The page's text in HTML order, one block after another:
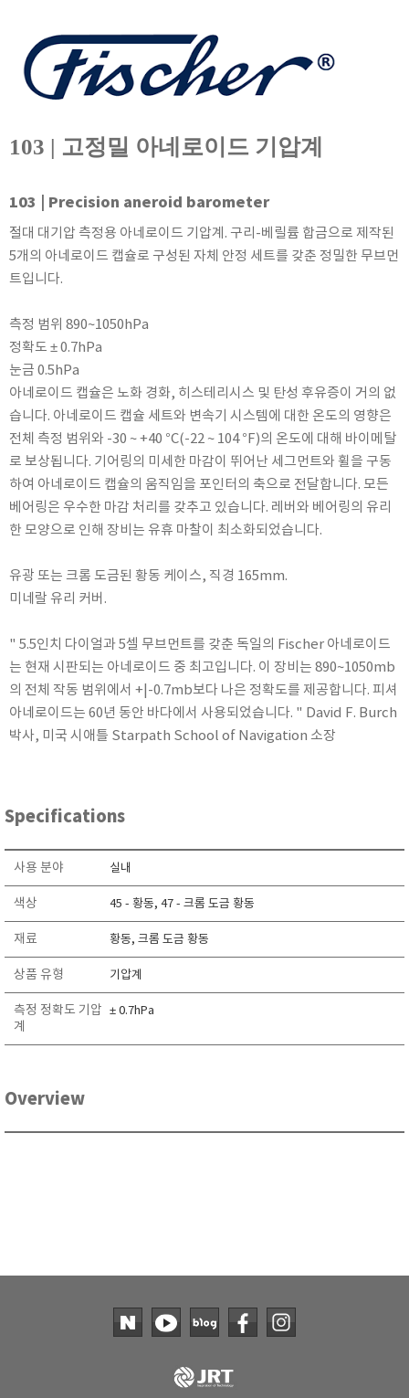
INFICON
INSMARK
IRROMETER
KASUGA
KORNO
KYORITSU
Martens (GHM Group)
Milwaukee Instruments
MITSUBOSHI
NEW COSMOS
OCEANUS
OKANO WORKS
PARTICLE PLUS
PEAK TECH
PESOLA
Pyxis
RION
RIXEN
Schaller (Humimeter)
SENSECA
Sensortechnikk Meinsberg
SENTEST
SHINYEI TECHNOLOGY
SIMCO
Solarmeter®
T&D
TAKEMURA
TFA Dostmann
WTW
103 | 고정밀 아네로이드 기압계
103 | Precision aneroid barometer
절대 대기압 측정용 아네로이드 기압계. 구리-베릴륨 합금으로 제작된
5개의 아네로이드 캡슐로 구성된 자체 안정 세트를 갖춘 정밀한 무브먼
트입니다.
측정 범위 890~1050hPa
정확도 ± 0.7hPa
눈금 0.5hPa
아네로이드 캡슐은 노화 경화, 히스테리시스 및 탄성 후유증이 거의 없
습니다. 아네로이드 캡슐 세트와 변속기 시스템에 대한 온도의 영향은
전체 측정 범위와 -30 ~ +40 °C(-22 ~ 104 °F)의 온도에 대해 바이메탈
로 보상됩니다. 기어링의 미세한 마감이 뛰어난 세그먼트와 휠을 구동
하여 아네로이드 캡슐의 움직임을 포인터의 축으로 전달합니다. 모든
베어링은 우수한 마감 처리를 갖추고 있습니다. 레버와 베어링의 유리
한 모양으로 인해 장비는 유휴 마찰이 최소화되었습니다.
유광 또는 크롬 도금된 황동 케이스, 직경 165mm.
미네랄 유리 커버.
" 5.5인치 다이얼과 5셀 무브먼트를 갖춘 독일의 Fischer 아네로이드
는 현재 시판되는 아네로이드 중 최고입니다. 이 장비는 890~1050mb
의 전체 작동 범위에서 +|-0.7mb보다 나은 정확도를 제공합니다. 피셔
아네로이드는 60년 동안 바다에서 사용되었습니다. " David F. Burch
박사, 미국 시애틀 Starpath School of Navigation 소장
Specifications
사용 분야 실내
색상 45 - 황동, 47 - 크롬 도금 황동
재료 황동, 크롬 도금 황동
상품 유형 기압계
측정 정확도 기압
계
± 0.7hPa
Overview